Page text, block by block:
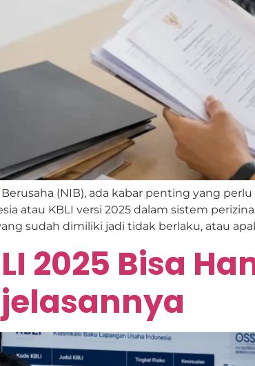
(NIB), ada kabar penting yang
atau KBLI versi 2025 dalam sistem
sudah dimiliki jadi tidak berlaku, atau
2025 Bisa